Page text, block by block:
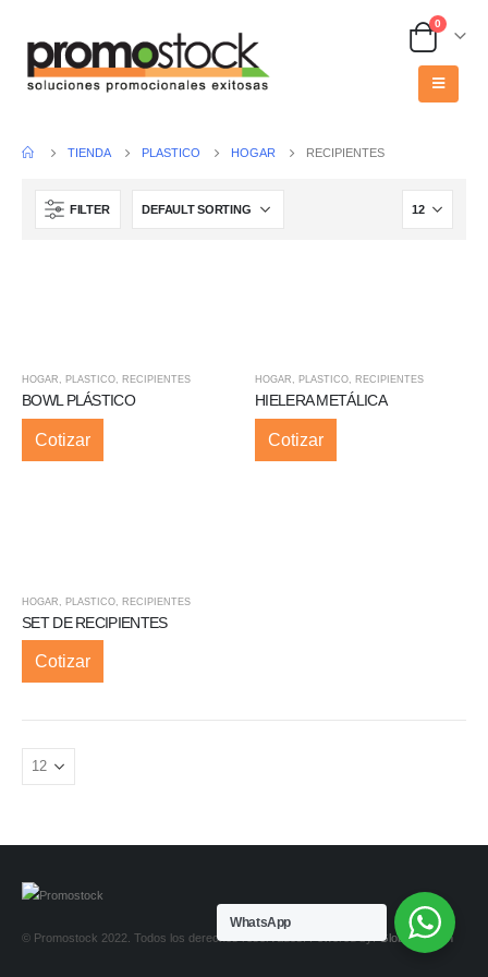
0
TIENDA PLASTICO HOGAR RECIPIENTES
FILTER
HOGAR , PLASTICO, RECIPIENTES
BOWL PLÁSTICO
Cotizar
HOGAR , PLASTICO, RECIPIENTES
HIELERA METÁLICA
Cotizar
HOGAR PLASTICO RECIPIENTES
SET DE RECIPIENTES
Cotizar
© Promostock 2022. Todos los derechos reservados. Powered by: Global Design
WhatsApp